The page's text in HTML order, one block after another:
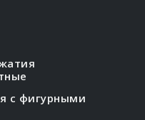
с фигурными